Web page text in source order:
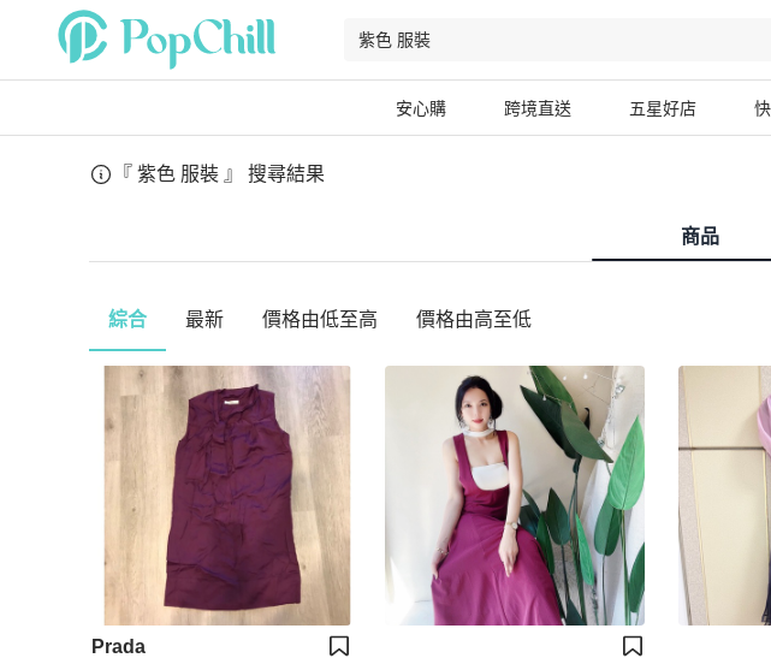
安心購 跨境直送 五星好店
『 紫色 服裝 』 搜尋結果
商品
綜合 最新 價格由低至高 價格由高至低
Prada